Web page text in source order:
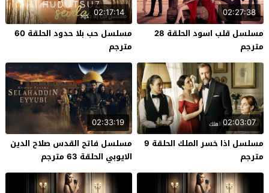
02:27:38
مسلسل قلب اسود الحلقة 28
مترجم
02:17:14
مسلسل حب بلا حدود الحلقة 60
مترجم
02:03:07
مسلسل اذا خسر الملك الحلقة 9
مترجم
02:33:19
مسلسل فاتح القدس صلاح الدين
الايوبي الحلقة 63 مترجم